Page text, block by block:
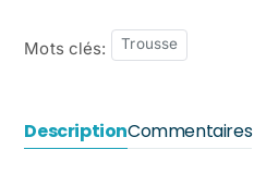
Mots clés: Trousse
DescriptionCommentaires